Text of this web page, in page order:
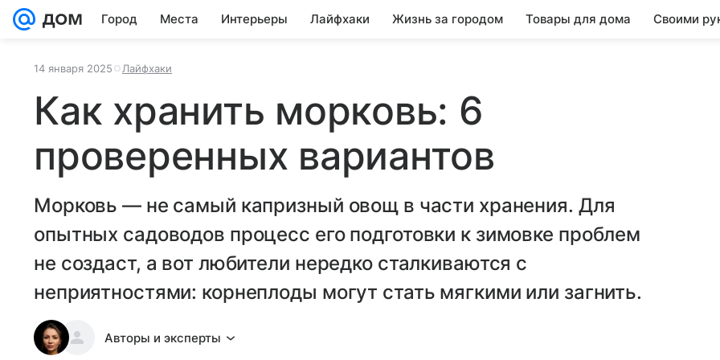
Город Места Интерьеры Лайфхаки Жизнь за городом Товары для дома Своими
14 января 2025 Лайфхаки
Как хранить морковь: 6
проверенных вариантов
Морковь — не самый капризный овощ в части хранения. Для
опытных садоводов процесс его подготовки к зимовке проблем
не создаст, а вот любители нередко сталкиваются с
неприятностями: корнеплоды могут стать мягкими или загнить.
Авторы и эксперты